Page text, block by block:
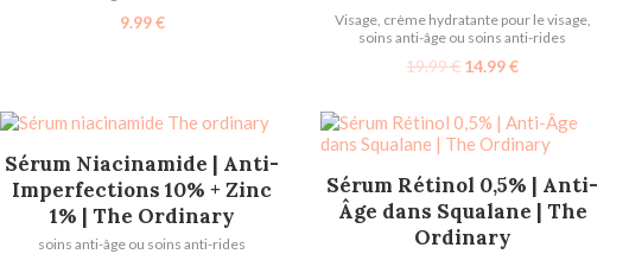
9.99€ Visage, crème hydratante pour le visage,
soins anti-âge ou soins anti-rides
19.99€ 14.99€
AJOUTER AU PANIER
Sérum Niacinamide | Anti-
Imperfections 10% + Zinc
1% | The Ordinary
soins anti-âge ou soins anti-rides
AJOUTER AU PANIER
Sérum Rétinol 0,5% | Anti-
Âge dans Squalane | The
Ordinary